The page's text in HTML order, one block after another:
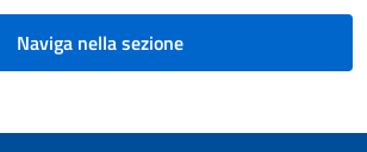
Naviga nella sezione